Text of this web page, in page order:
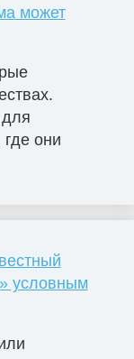
может
они
условным